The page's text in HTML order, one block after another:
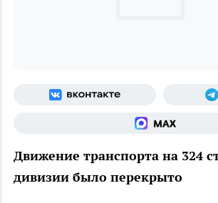
Движение транспорта на 324
дивизии было перекрыто